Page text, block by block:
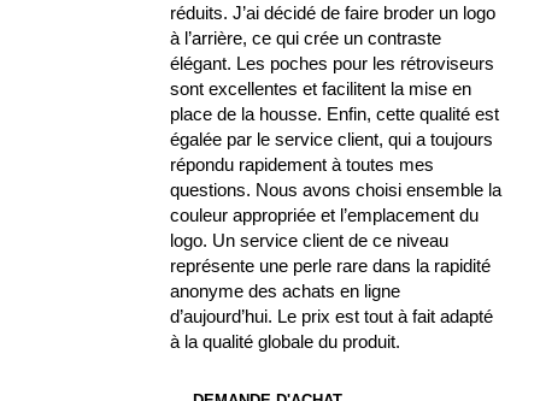
réduits. J’ai décidé de faire broder un logo
à l’arrière, ce qui crée un contraste
élégant. Les poches pour les rétroviseurs
sont excellentes et facilitent la mise en
place de la housse. Enfin, cette qualité est
égalée par le service client, qui a toujours
répondu rapidement à toutes mes
questions. Nous avons choisi ensemble la
couleur appropriée et l’emplacement du
logo. Un service client de ce niveau
représente une perle rare dans la rapidité
anonyme des achats en ligne
d’aujourd’hui. Le prix est tout à fait adapté
à la qualité globale du produit.